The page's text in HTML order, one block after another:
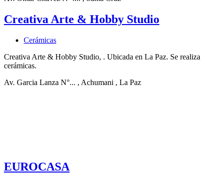
Creativa Arte & Hobby Studio
Cerámicas
Creativa Arte & Hobby Studio, . Ubicada en La Paz. Se realiza
cerámicas.
Av. Garcia Lanza N°... , Achumani , La Paz
EUROCASA